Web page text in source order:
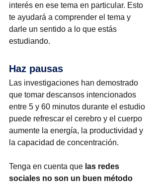
interés en ese tema en particular. Esto
te ayudará a comprender el tema y
darle un sentido a lo que estás
estudiando.
Haz pausas
Las investigaciones han demostrado
que tomar descansos intencionados
entre 5 y 60 minutos durante el estudio
puede refrescar el cerebro y el cuerpo
aumente la energía, la productividad y
la capacidad de concentración.
Tenga en cuenta que las redes
sociales no son un buen método